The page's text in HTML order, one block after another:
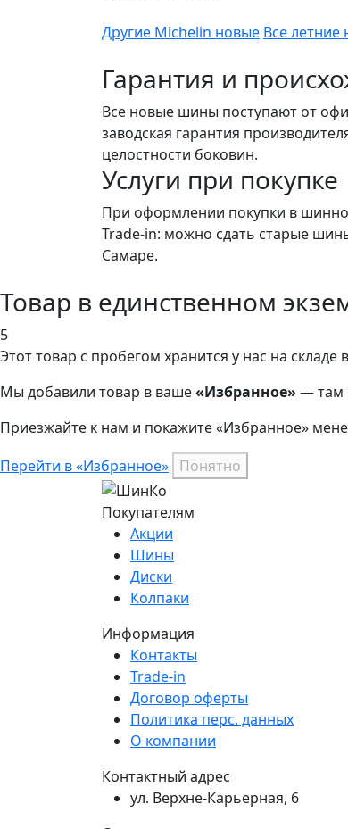
Другие Michelin новые Все летние
Гарантия и
Все новые шины поступают от
заводская гарантия
целостности боковин.
Услуги при покупке
При оформлении покупки в
Trade-in: можно сдать старые
Самаре.
Товар в единственном
5
Этот товар с пробегом хранится у нас на
Мы добавили товар в ваше«Избранное» — там
Приезжайте к нам и покажите «Избранное»
Перейти в «Избранное» Понятно
Покупателям
Акции
Шины
Диски
Колпаки
Информация
Контакты
Trade-in
Договор оферты
Политика перс. данных
О компании
Контактный адрес
ул. Верхне-Карьерная, 6